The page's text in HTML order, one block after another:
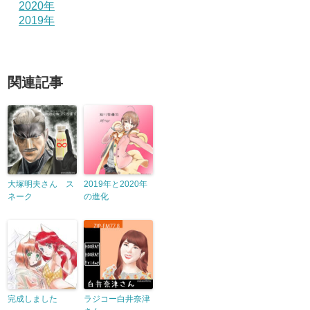
2020年
2019年
関連記事
大塚明夫さん ス
ネーク
2019年と2020年
の進化
完成しました
ラジコー白井奈津